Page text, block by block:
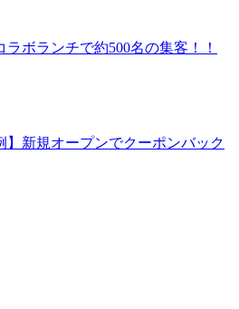
ラボランチで約500名の集客！！
】新規オープンでクーポンバック